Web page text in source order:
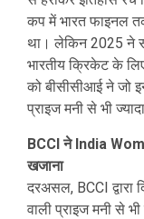
कप में भारत फाइनल
था। लेकिन 2025 ने
भारतीय क्रिकेट के लिए
को बीसीसीआई ने जो
प्राइज मनी से भी
BCCI ने India
खजाना
दरअसल, BCCI द्वारा
वाली प्राइज मनी से